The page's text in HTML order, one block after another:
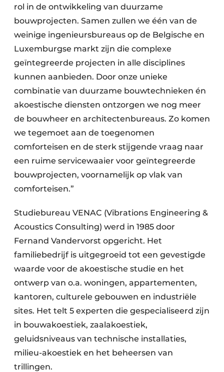
Toegangscontrole
Veiligheid & Opleiding
Zonwering
rol in de ontwikkeling van duurzame
bouwprojecten. Samen zullen we één van de
weinige ingenieursbureaus op de Belgische en
Luxemburgse markt zijn die complexe
geïntegreerde projecten in alle disciplines
kunnen aanbieden. Door onze unieke
combinatie van duurzame bouwtechnieken én
akoestische diensten ontzorgen we nog meer
de bouwheer en architectenbureaus. Zo komen
we tegemoet aan de toegenomen
comforteisen en de sterk stijgende vraag naar
een ruime servicewaaier voor geïntegreerde
bouwprojecten, voornamelijk op vlak van
comforteisen.”
Studiebureau VENAC (Vibrations Engineering &
Acoustics Consulting) werd in 1985 door
Fernand Vandervorst opgericht. Het
familiebedrijf is uitgegroeid tot een gevestigde
waarde voor de akoestische studie en het
ontwerp van o.a. woningen, appartementen,
kantoren, culturele gebouwen en industriële
sites. Het telt 5 experten die gespecialiseerd zijn
in bouwakoestiek, zaalakoestiek,
geluidsniveaus van technische installaties,
milieu-akoestiek en het beheersen van
trillingen.